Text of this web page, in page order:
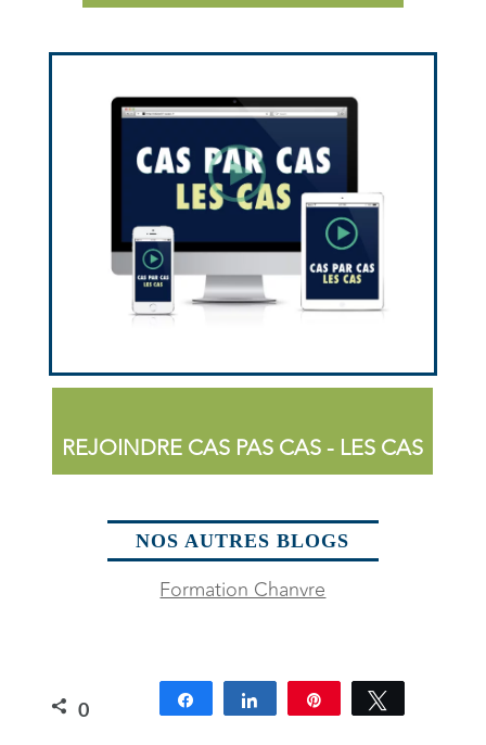
REJOINDRE CAS PAS CAS - LES CAS
NOS AUTRES BLOGS
Formation Chanvre
0
Partagez Partagez Épingle